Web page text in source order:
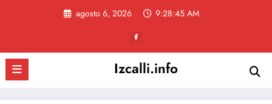
agosto 6, 2026 9:28:46 AM
Izcalli.info